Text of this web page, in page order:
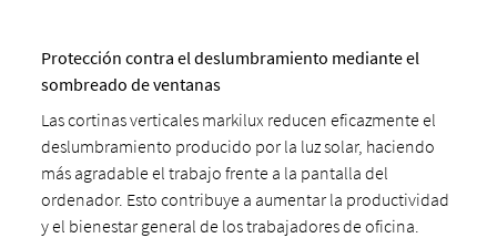
Protección contra el deslumbramiento mediante el
sombreado de ventanas
Las cortinas verticales markilux reducen eficazmente el
deslumbramiento producido por la luz solar, haciendo
más agradable el trabajo frente a la pantalla del
ordenador. Esto contribuye a aumentar la productividad
y el bienestar general de los trabajadores de oficina.